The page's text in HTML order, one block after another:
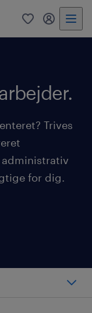
0
Trives
administrativ
for dig.